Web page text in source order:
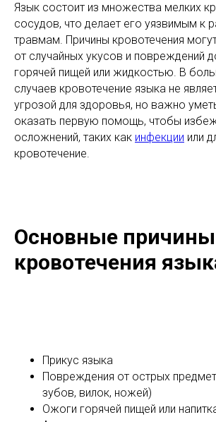
Язык состоит из множества мелких
сосудов, что делает его уязвимым к
травмам. Причины кровотечения
от случайных укусов и повреждений
горячей пищей или жидкостью. В
случаев кровотечение языка не
угрозой для здоровья, но важно
оказать первую помощь, чтобы
осложнений, таких как инфекции или
кровотечение.
Основные причины
кровотечения
Прикус языка
Повреждения от острых
зубов, вилок, ножей)
Ожоги горячей пищей или